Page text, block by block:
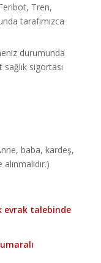
Tren,
tarafımızca
durumunda
sigortası
baba, kardeş,
evrak talebinde